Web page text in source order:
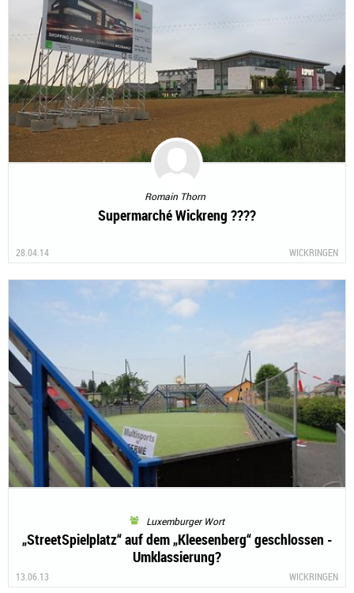
Romain Thorn
Supermarché Wickreng ????
28.04.14 WICKRINGEN
Luxemburger Wort
„StreetSpielplatz“ auf dem „Kleesenberg“ geschlossen -
Umklassierung?
13.06.13 WICKRINGEN